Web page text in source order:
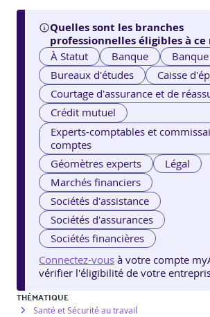
Quelles sont les branches
professionnelles éligibles à ce
À Statut Banque
Bureaux d'études
Caisse
Courtage d'assurance et de
Crédit mutuel
Experts-comptables et
comptes
Géomètres experts
Légal
Marchés financiers
Sociétés d'assistance
Sociétés d'assurances
Sociétés financières
Connectez-vous à votre compte
vérifier l'éligibilité de votre
THÉMATIQUE
Santé et Sécurité au travail